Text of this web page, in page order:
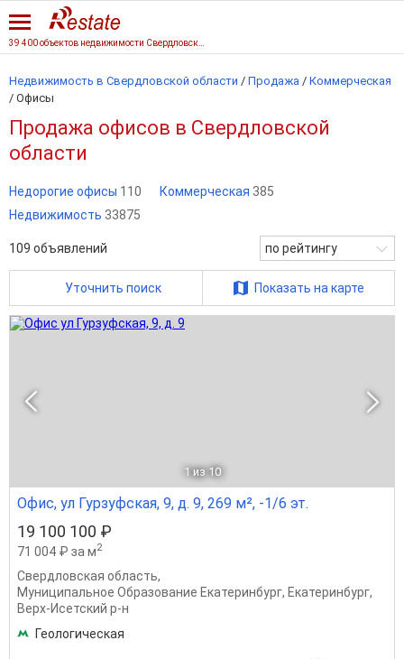
Недвижимость в Свердловской области / Продажа / Коммерческая
/ Офисы
Продажа офисов в Свердловской
области
Недорогие офисы 110 Коммерческая 385
Недвижимость 33875
109 объявлений по рейтингу
Уточнить поиск Показать на карте
1 из 10
Офис, ул Гурзуфская, 9, д. 9, 269 м², -1/6 эт.
19 100 100 ₽
71 004 ₽ за м2
Свердловская область,
Муниципальное Образование Екатеринбург, Екатеринбург,
Верх-Исетский р-н
Геологическая